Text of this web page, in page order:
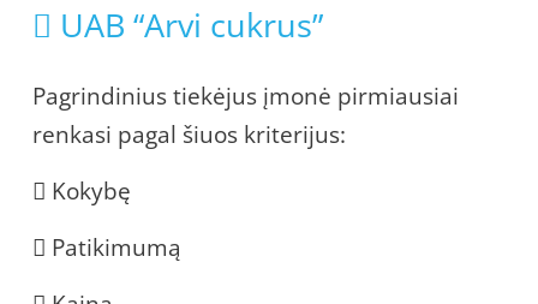
 UAB “Arvi cukrus”
Pagrindinius tiekėjus įmonė pirmiausiai
renkasi pagal šiuos kriterijus:
 Kokybę
 Patikimumą